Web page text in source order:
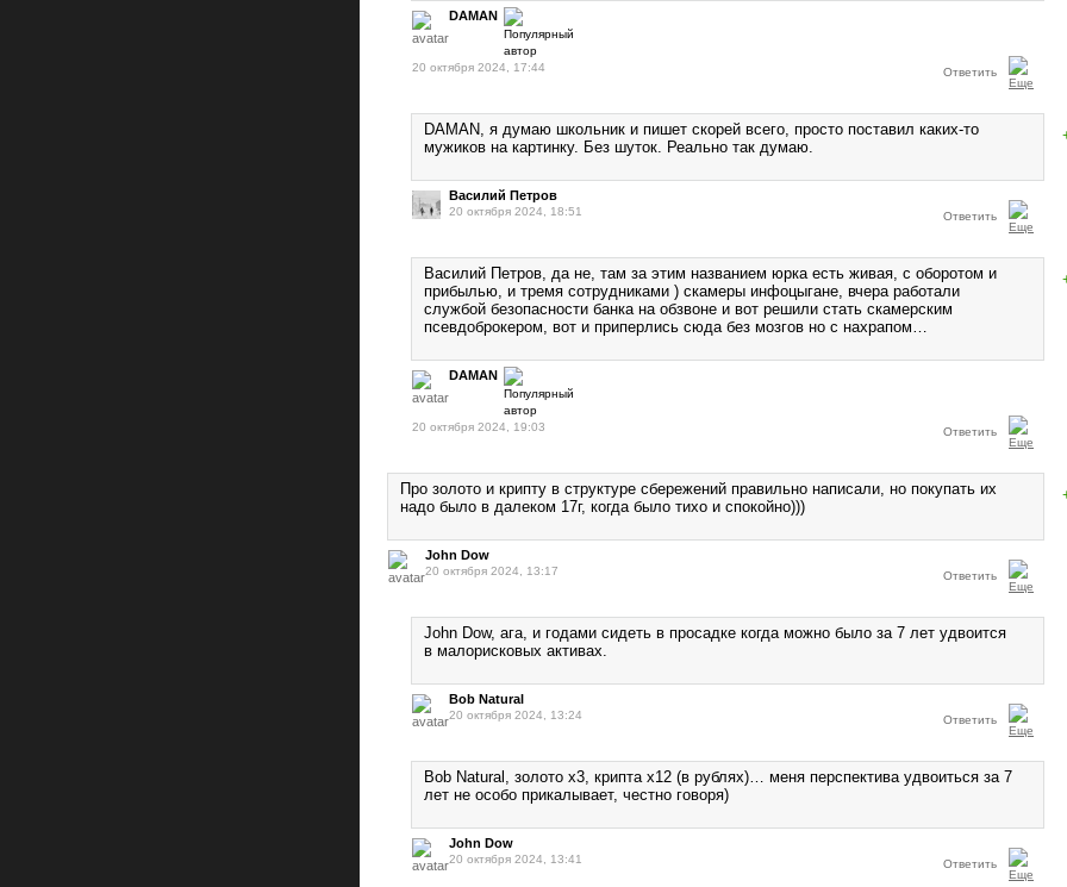
DAMAN
20 октября 2024, 17:44 Ответить
DAMAN, я думаю школьник и пишет скорей всего, просто поставил каких-то
мужиков на картинку. Без шуток. Реально так думаю.
Василий Петров
20 октября 2024, 18:51 Ответить
Василий Петров, да не, там за этим названием юрка есть живая, с оборотом и
прибылью, и тремя сотрудниками ) скамеры инфоцыгане, вчера работали
службой безопасности банка на обзвоне и вот решили стать скамерским
псевдоброкером, вот и приперлись сюда без мозгов но с нахрапом…
DAMAN
20 октября 2024, 19:03 Ответить
Про золото и крипту в структуре сбережений правильно написали, но покупать их
надо было в далеком 17г, когда было тихо и спокойно)))
John Dow
20 октября 2024, 13:17 Ответить
John Dow, ага, и годами сидеть в просадке когда можно было за 7 лет удвоится
в малорисковых активах.
Bob Natural
20 октября 2024, 13:24 Ответить
Bob Natural, золото х3, крипта х12 (в рублях)… меня перспектива удвоиться за 7
лет не особо прикалывает, честно говоря)
John Dow
20 октября 2024, 13:41 Ответить